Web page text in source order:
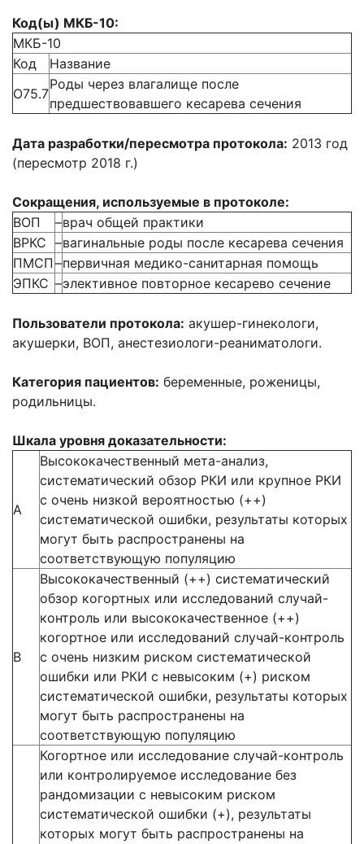
Код(ы) МКБ-10:
МКБ-10
Код
Название
О75.7
Роды через влагалище после
предшествовавшего кесарева сечения
Дата разработки/пересмотра протокола: 2013 год
(пересмотр 2018 г.)
Сокращения, используемые в протоколе:
ВОП
–врач общей практики
ВРКС –вагинальные роды после кесарева сечения
ПМСП –первичная медико-санитарная помощь
ЭПКС –элективное повторное кесарево сечение
Пользователи протокола: акушер-гинекологи,
акушерки, ВОП, анестезиологи-реаниматологи.
Категория пациентов: беременные, роженицы,
родильницы.
Шкала уровня доказательности:
А
Высококачественный мета-анализ,
систематический обзор РКИ или крупное РКИ
с очень низкой вероятностью (++)
систематической ошибки, результаты которых
могут быть распространены на
соответствующую популяцию
В
Высококачественный (++) систематический
обзор когортных или исследований случай-
контроль или высококачественное (++)
когортное или исследований случай-контроль
с очень низким риском систематической
ошибки или РКИ с невысоким (+) риском
систематической ошибки, результаты которых
могут быть распространены на
соответствующую популяцию
Когортное или исследование случай-контроль
или контролируемое исследование без
рандомизации с невысоким риском
систематической ошибки (+), результаты
которых могут быть распространены на